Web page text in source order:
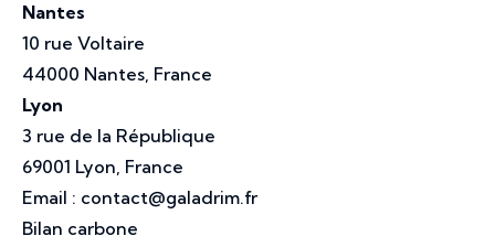
Nantes
10 rue Voltaire
44000 Nantes, France
Lyon
3 rue de la République
69001 Lyon, France
Email : contact@galadrim.fr
Bilan carbone